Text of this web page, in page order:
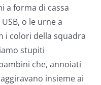
a forma di cassa
o le urne a
i colori della squadra
stupiti
che, annoiati
insieme ai